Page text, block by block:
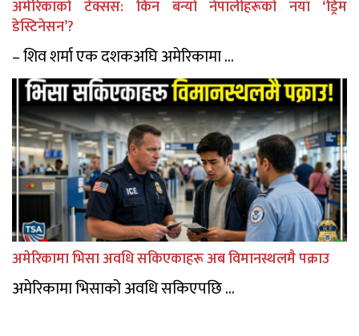
अमेरिकाको टेक्सस: किन बन्यो नेपालीहरूको नयाँ ‘ड्रिम
डेस्टिनेसन’?
– शिव शर्मा एक दशकअघि अमेरिकामा ...
अमेरिकामा भिसा अवधि सकिएकाहरू अब विमानस्थलमै पक्राउ
अमेरिकामा भिसाको अवधि सकिएपछि ...